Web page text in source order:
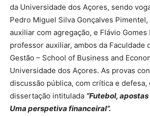
da Universidade dos Açores, sendo
Pedro Miguel Silva Gonçalves
auxiliar com agregação, e Flávio Gomes
professor auxiliar, ambos da Faculdade
Gestão – School of Business and
Universidade dos Açores. As provas
discussão pública, com crítica e defesa,
dissertação intitulada “Futebol,
Uma perspetiva financeiral”.